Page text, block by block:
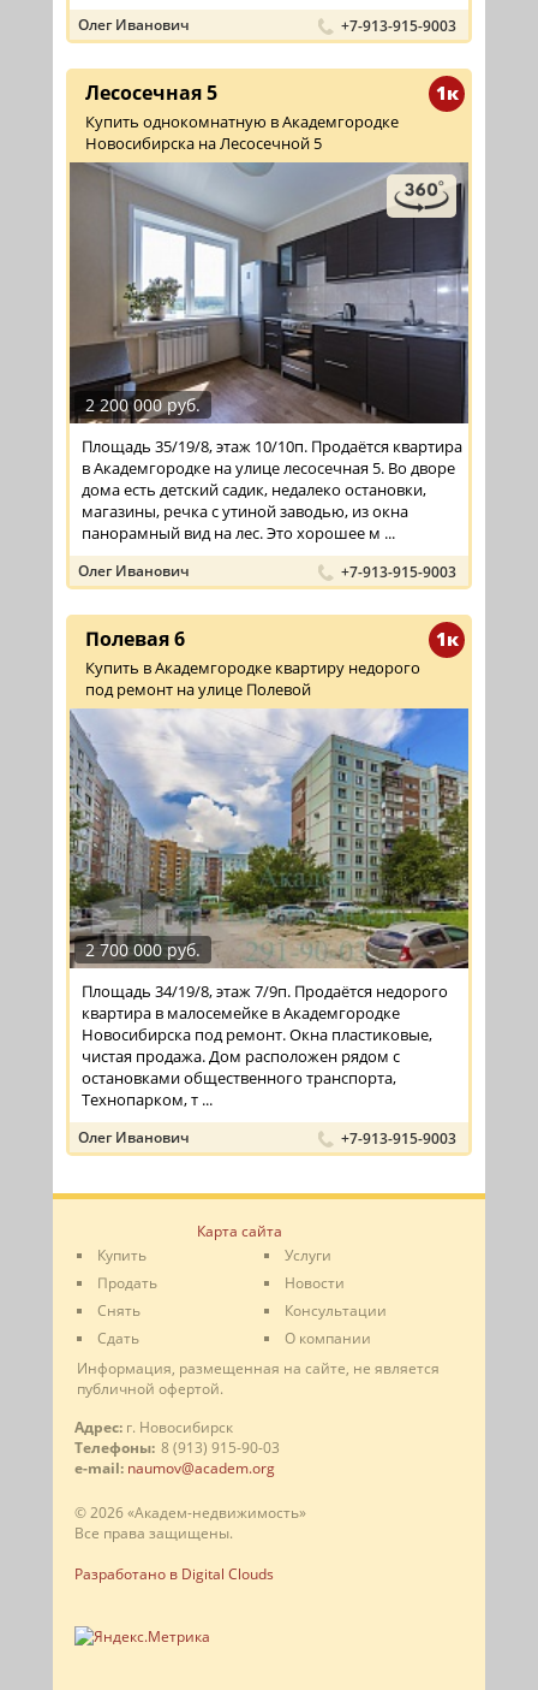
Олег Иванович +7-913-915-9003
1к
Лесосечная 5
Купить однокомнатную в Академгородке
Новосибирска на Лесосечной 5
2 200 000 руб.
Площадь 35/19/8, этаж 10/10п. Продаётся квартира
в Академгородке на улице лесосечная 5. Во дворе
дома есть детский садик, недалеко остановки,
магазины, речка с утиной заводью, из окна
панорамный вид на лес. Это хорошее м ...
Олег Иванович +7-913-915-9003
1к
Полевая 6
Купить в Академгородке квартиру недорого
под ремонт на улице Полевой
2 700 000 руб.
Площадь 34/19/8, этаж 7/9п. Продаётся недорого
квартира в малосемейке в Академгородке
Новосибирска под ремонт. Окна пластиковые,
чистая продажа. Дом расположен рядом с
остановками общественного транспорта,
Технопарком, т ...
Олег Иванович +7-913-915-9003
Карта сайта
Купить
Продать
Снять
Сдать
Услуги
Новости
Консультации
О компании
Информация, размещенная на сайте, не является
публичной офертой.
Адрес: г. Новосибирск
Телефоны: 8 (913) 915-90-03
e-mail: naumov@academ.org
© 2026 «Академ-недвижимость»
Все права защищены.
Разработано в Digital Clouds